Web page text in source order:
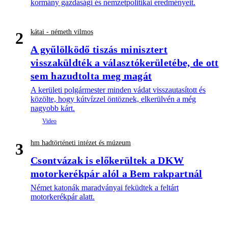
kormány gazdasági és nemzetpolitikai eredményeit.
2 kátai - németh vilmos
A gyűlölködő tiszás minisztert
visszaküldték a választókerületébe, de ott
sem hazudtolta meg magát
A kerületi polgármester minden vádat visszautasított és
közölte, hogy kútvízzel öntöznek, elkerülvén a még
nagyobb kárt.
3 hm hadtörténeti intézet és múzeum
Csontvázak is előkerültek a DKW
motorkerékpár alól a Bem rakpartnál
Német katonák maradványai feküdtek a feltárt
motorkerékpár alatt.